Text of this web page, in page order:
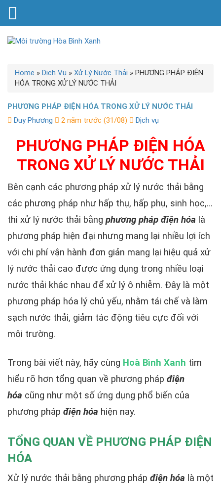
Home » Dịch Vụ » Xử Lý Nước Thải » PHƯƠNG PHÁP ĐIỆN
HÓA TRONG XỬ LÝ NƯỚC THẢI
PHƯƠNG PHÁP ĐIỆN HÓA TRONG XỬ LÝ NƯỚC THẢI
Duy Phương
2 năm trước (31/08) Dịch vụ
PHƯƠNG PHÁP ĐIỆN HÓA
TRONG XỬ LÝ NƯỚC THẢI
Bên cạnh các phương pháp xử lý nước thải bằng
các phương pháp như hấp thụ, hấp phụ, sinh học,…
thì xử lý nước thải bằng phương pháp điện hóa là
phương pháp hiện đại nhưng mang lại nhiều lợi ích
với chi phí vận hành đơn giản mang lại hiệu quả xử
lý nước thải cao được ứng dụng trong nhiều loại
nước thải khác nhau để xử lý ô nhiễm. Đây là một
phương pháp hóa lý chủ yếu, nhằm tái chế và làm
sạch nước thải, giảm tác động tiêu cực đối với
môi trường.
Trong bài viết này, hãy cùng Hoà Bình Xanh tìm
hiểu rõ hơn tổng quan về phương pháp điện
hóa cũng như một số ứng dụng phổ biến của
phương pháp điện hóa hiện nay.
TỔNG QUAN VỀ PHƯƠNG PHÁP ĐIỆN
HÓA
Xử lý nước thải bằng phương pháp điện hóa là một